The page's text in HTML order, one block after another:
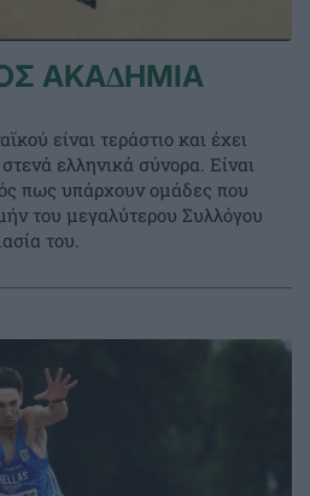
ΑΚΑ∆ΗΜΙΑ
είναι τεράστιο και έχει
ελληνικά σύνορα. Είναι
πως υπάρχουν ομάδες που
του μεγαλύτερου Συλλόγου
του.